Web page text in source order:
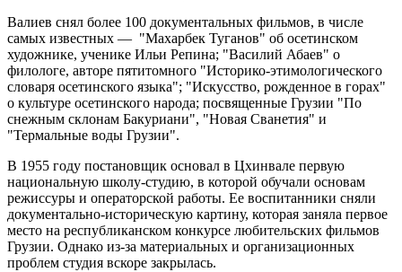
Валиев снял более 100 документальных фильмов, в числе
самых известных — "Махарбек Туганов" об осетинском
художнике, ученике Ильи Репина; "Василий Абаев" о
филологе, авторе пятитомного "Историко-этимологического
словаря осетинского языка"; "Искусство, рожденное в горах"
о культуре осетинского народа; посвященные Грузии "По
снежным склонам Бакуриани", "Новая Сванетия" и
"Термальные воды Грузии".
В 1955 году постановщик основал в Цхинвале первую
национальную школу-студию, в которой обучали основам
режиссуры и операторской работы. Ее воспитанники сняли
документально-историческую картину, которая заняла первое
место на республиканском конкурсе любительских фильмов
Грузии. Однако из-за материальных и организационных
проблем студия вскоре закрылась.